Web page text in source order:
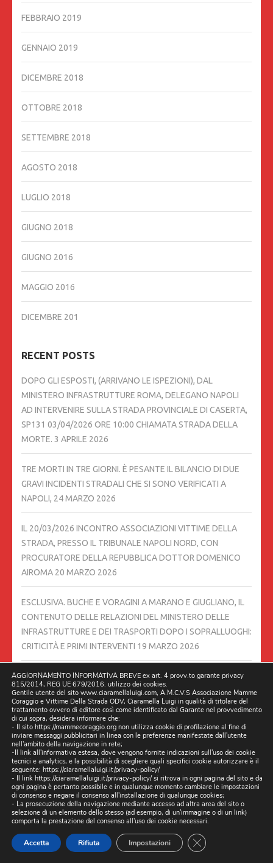
FEBBRAIO 2019
GENNAIO 2019
DICEMBRE 2018
OTTOBRE 2018
SETTEMBRE 2018
AGOSTO 2018
LUGLIO 2018
GIUGNO 2018
GIUGNO 2016
MAGGIO 2016
DICEMBRE 201
RECENT POSTS
DOPO GLI ESPOSTI, (ARRIVANO LE ISPEZIONI), DAL
MINISTERO INFRASTRUTTURE ROMA, DELEGANO NAPOLI
AD INTERVENIRE SULLA STRADA PROVINCIALE DI CASERTA,
SP131 03/04/2026 ORE 10:00 CHIAMATA STRADA DELLA
MORTE. 3 APRILE 2026
TRE MORTI IN TRE GIORNI. È PESANTE IL BILANCIO DI DUE
GRAVI INCIDENTI STRADALI CHE SI SONO VERIFICATI A
NAPOLI, 24 MARZO 2026
IL 20/03/2026 INCONTRO ASSOCIAZIONI VITTIME DELLA
STRADA, PRESSO IL TRIBUNALE NAPOLI NORD, CON
PROCURATORE DELLA REPUBBLICA DOTTOR DOMENICO
AIROMA 20 MARZO 2026
ESCLUSIVA. BUCHE E VORAGINI A MARANO E GIUGLIANO, IL
CONTENUTO DELLE RELAZIONI DEL MINISTERO DELLE
INFRASTRUTTURE E DEI TRASPORTI DOPO I SOPRALLUOGHI:
CRITICITÀ E PRIMI INTERVENTI 19 MARZO 2026
06/03/2026 DUE CAMION DELLA RACCOLTA RIFIUTI DI
TRENTOLA DUCENTA FANNO TRASBORDO IN STRADA A
LUSCIANO.6 MARZO 2026
STRADE DISSESTATE, BLITZ DEGLI ISPETTORI MINISTERIALI
ANCHE A GIUGLIANO 5 MARZO 2026
LA BUCA LUSCIANO IN VIALE DELLA LIBERTÀ, CIVICO 55, È
ANCORA LÌ.4 MARZO 2026
L’ILLUMINAZIONE TRA VIA BETTINO CRAXI E VIA LUCARELLI È
TORNATA. 03/03/2026 TRENTOLA DUCENTA, LUSCIANO
MARZO 2026
AGGIORNAMENTO INFORMATIVA BREVE ex art. 4 provv.to garante privacy
815/2014, REG UE 679/2016. utilizzo dei cookies.
Gentile utente del sito www.ciaramellaluigi.com, A.M.C.V.S Associazione Mamme
Coraggio e Vittime Della Strada ODV, Ciaramella Luigi in qualità di titolare del
trattamento ovvero di editore così come identificato dal Garante nel provvedimento
di cui sopra, desidera informare che:
- Il sito https://mammecoraggio.org non utilizza cookie di profilazione al fine di
inviare messaggi pubblicitari in linea con le preferenze manifestate dall'utente
nell'ambito della navigazione in rete;
-Il link all'informativa estesa, dove vengono fornite indicazioni sull'uso dei cookie
tecnici e analytics, e la possibilità di scegliere quali specifici cookie autorizzare è il
seguente: https://ciaramellaluigi.it/privacy-policy/
- Il link https://ciaramellaluigi.it/privacy-policy/si ritrova in ogni pagina del sito e da
ogni pagina è pertanto possibile e in qualunque momento cambiare le impostazioni
di consenso e negare il consenso all'installazione di qualunque cookies;
- La prosecuzione della navigazione mediante accesso ad altra area del sito o
selezione di un elemento dello stesso (ad esempio, di un'immagine o di un link)
comporta la prestazione del consenso all'uso dei cookie necessari.
Accetta Rifiuta Impostazioni CLOSE GDPR